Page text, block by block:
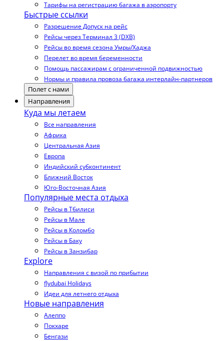
Тарифы на регистрацию багажа в аэропорту
Быстрые ссылки
Разрешение Допуск на рейс
Рейсы через Терминал 3 (DXB)
Рейсы во время сезона Умры/Хаджа
Перелет во время беременности
Помощь пассажирам с ограниченной подвижностью
Нормы и правила провоза багажа интерлайн-партнеров
Полет с нами
Направления
Куда мы летаем
Все направления
Африка
Центральная Азия
Европа
Индийский субконтинент
Ближний Восток
Юго-Восточная Азия
Популярные места отдыха
Рейсы в Тбилиси
Рейсы в Мале
Рейсы в Коломбо
Рейсы в Баку
Рейсы в Занзибар
Explore
Направления с визой по прибытии
flydubai Holidays
Идеи для летнего отдыха
Новые направления
Алеппо
Покхаре
Бенгази